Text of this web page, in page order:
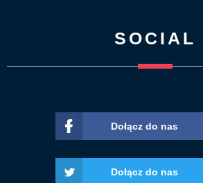
SOCIAL
Dołącz do nas
Dołącz do nas